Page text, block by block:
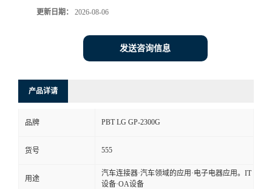
更新日期： 2026-08-06
发送咨询信息
产品详请
品牌 PBT LG GP-2300G
货号 555
用途
汽车连接器·汽车领域的应用·电子电器应用。IT
设备·OA设备